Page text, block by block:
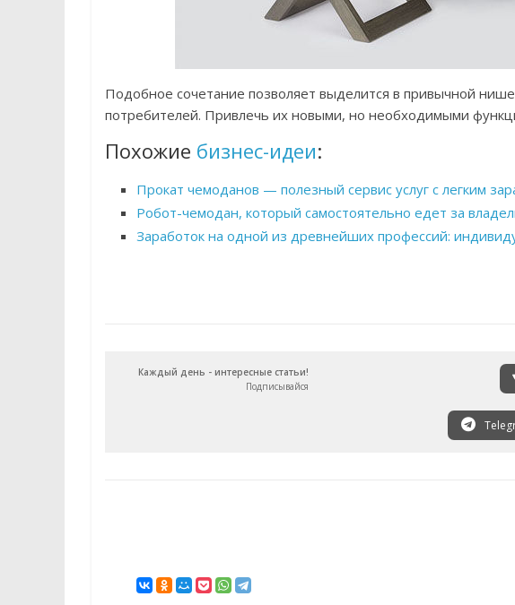
Подобное сочетание позволяет выделится в привычной
потребителей. Привлечь их новыми, но необходимыми
Похожие бизнес-идеи:
Прокат чемоданов — полезный сервис услуг с легким
Робот-чемодан, который самостоятельно едет за
Заработок на одной из древнейших профессий:
Каждый день - интересные статьи!
Подписывайся